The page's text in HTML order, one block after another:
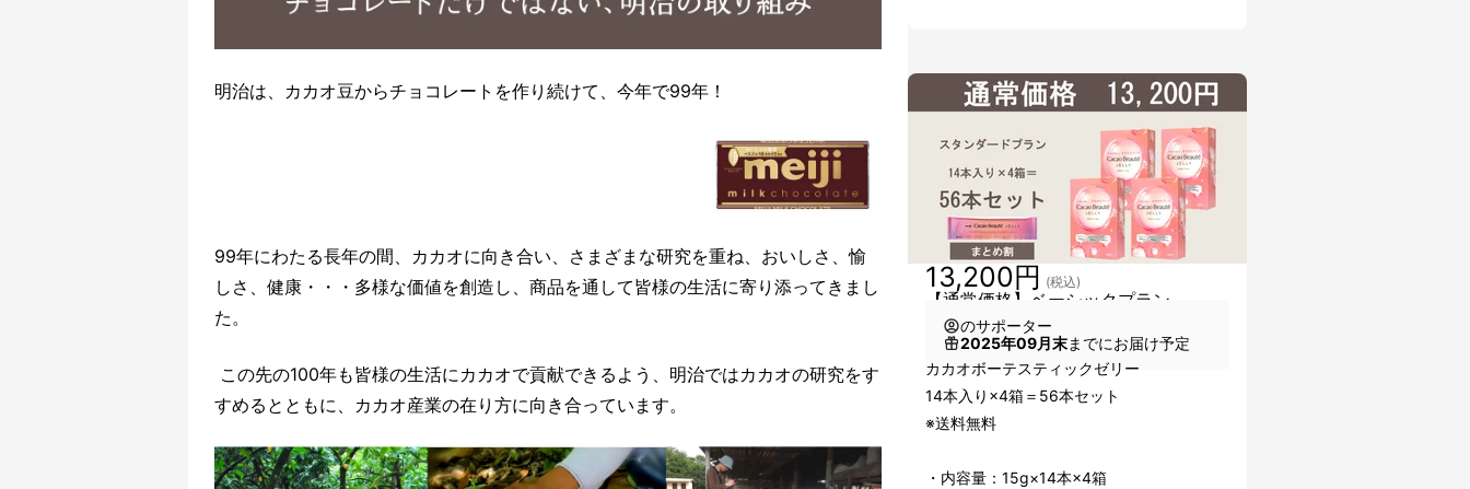
明治は、カカオ豆からチョコレートを作り続けて、今年で99年！
99年にわたる長年の間、カカオに向き合い、さまざまな研究を重ね、おいしさ、愉
しさ、健康・・・多様な価値を創造し、商品を通して皆様の生活に寄り添ってきまし
た。
この先の100年も皆様の生活にカカオで貢献できるよう、明治ではカカオの研究をす
すめるとともに、カカオ産業の在り方に向き合っています。
【通常価格】ベーシックプラン
13,200円 (税込)
のサポーター
2025年09月末までにお届け予定
カカオボーテスティックゼリー
14本入り×4箱＝56本セット
※送料無料
・内容量：15g×14本×4箱